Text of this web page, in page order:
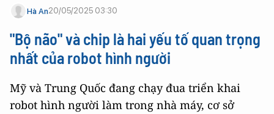
Hà An20/05/2025 03:30
"Bộ não" và chip là hai yếu tố quan trọng
nhất của robot hình người
Mỹ và Trung Quốc đang chạy đua triển khai
robot hình người làm trong nhà máy, cơ sở